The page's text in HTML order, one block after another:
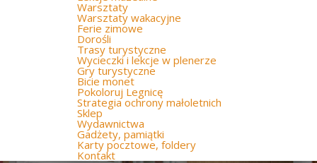
Warsztaty
Warsztaty wakacyjne
Ferie zimowe
Dorośli
Trasy turystyczne
Wycieczki i lekcje w plenerze
Gry turystyczne
Bicie monet
Pokoloruj Legnicę
Strategia ochrony małoletnich
Sklep
Wydawnictwa
Gadżety, pamiątki
Karty pocztowe, foldery
Kontakt